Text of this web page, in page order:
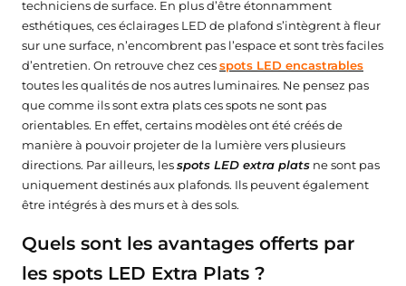
techniciens de surface. En plus d’être étonnamment
esthétiques, ces éclairages LED de plafond s’intègrent à fleur
sur une surface, n’encombrent pas l’espace et sont très faciles
d’entretien. On retrouve chez cesspots LED encastrables
toutes les qualités de nos autres luminaires. Ne pensez pas
que comme ils sont extra plats ces spots ne sont pas
orientables. En effet, certains modèles ont été créés de
manière à pouvoir projeter de la lumière vers plusieurs
directions. Par ailleurs, lesspots LED extra plats ne sont pas
uniquement destinés aux plafonds. Ils peuvent également
être intégrés à des murs et à des sols.
Quels sont les avantages offerts par
les spots LED Extra Plats ?